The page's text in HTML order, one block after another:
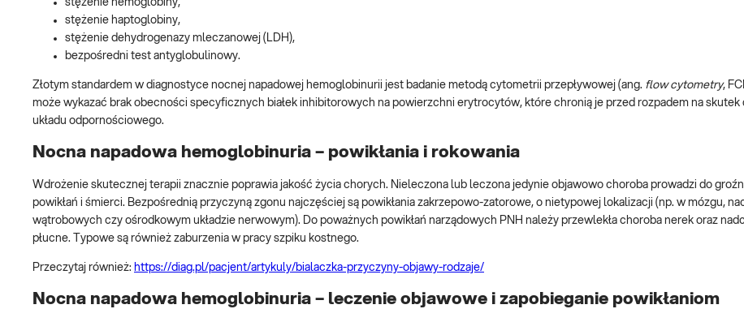
stężenie hemoglobiny,
stężenie haptoglobiny,
stężenie dehydrogenazy mleczanowej (LDH),
bezpośredni test antyglobulinowy.
Złotym standardem w diagnostyce nocnej napadowej hemoglobinurii jest badanie metodą cytometrii przepływowej (ang. flow cytometry,
może wykazać brak obecności specyficznych białek inhibitorowych na powierzchni erytrocytów, które chronią je przed rozpadem na skutek
układu odpornościowego.
Nocna napadowa hemoglobinuria – powikłania i rokowania
Wdrożenie skutecznej terapii znacznie poprawia jakość życia chorych. Nieleczona lub leczona jedynie objawowo choroba prowadzi do
powikłań i śmierci. Bezpośrednią przyczyną zgonu najczęściej są powikłania zakrzepowo-zatorowe, o nietypowej lokalizacji (np. w mózgu,
wątrobowych czy ośrodkowym układzie nerwowym). Do poważnych powikłań narządowych PNH należy przewlekła choroba nerek oraz
płucne. Typowe są również zaburzenia w pracy szpiku kostnego.
Przeczytaj również: https://diag.pl/pacjent/artykuly/bialaczka-przyczyny-objawy-rodzaje/
Nocna napadowa hemoglobinuria – leczenie objawowe i zapobieganie powikłaniom